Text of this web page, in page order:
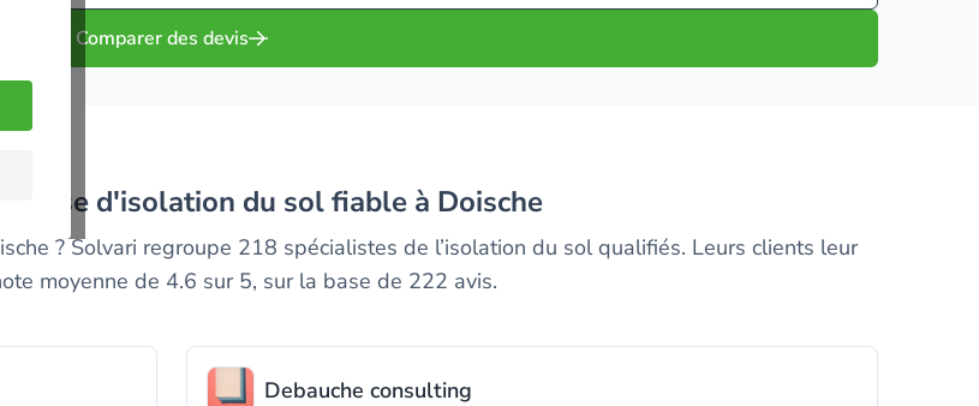
Comparer des devis
d'isolation du sol fiable à Doische
? Solvari regroupe 218 spécialistes de l’isolation du sol qualifiés. Leurs clients leur
moyenne de 4.6 sur 5, sur la base de 222 avis.
Debauche consulting